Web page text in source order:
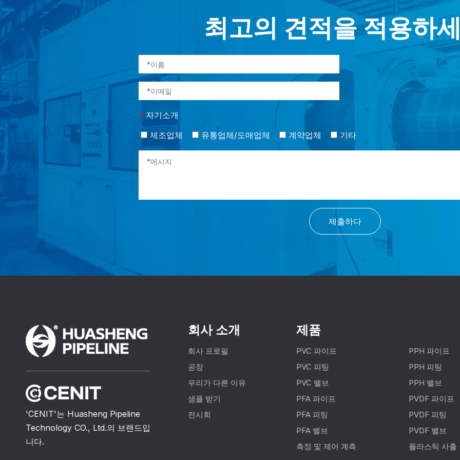
최고의 견적을 적용하
* 자기소개
제조업체
유통업체/도매업체 계약업체 기타
제출하다
'CENIT'는 Huasheng Pipeline
Technology CO., Ltd.의 브랜드입
니다.
회사 소개
회사 프로필
공장
우리가 다른 이유
샘플 받기
전시회
제품
PVC 파이프
PVC 피팅
PVC 밸브
PFA 파이프
PFA 피팅
PFA 밸브
측정 및 제어 계측
PPH 파이프
PPH 피팅
PPH 밸브
PVDF 파이프
PVDF 피팅
PVDF 밸브
플라스틱 사출